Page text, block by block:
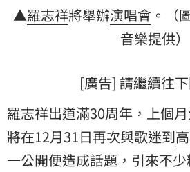
▲羅志祥將舉辦演唱會。（
音樂提供）
[廣告] 請繼續往
羅志祥出道滿30周年，上個
將在12月31日再次與歌迷到
一公開便造成話題，引來不